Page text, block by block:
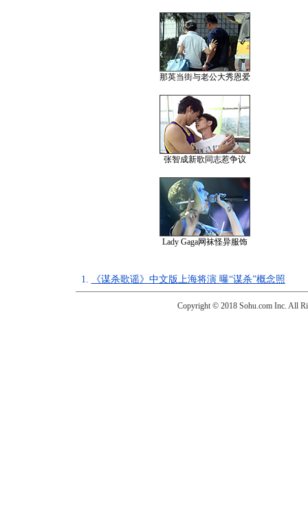
那英当街与老公大秀恩爱
张智成新歌同志惹争议
Lady Gaga网袜怪异服饰
1. 《谋杀歌谣》中文版上海将演 曝“谋杀”概念照
Copyright © 2018 Sohu.com Inc. All